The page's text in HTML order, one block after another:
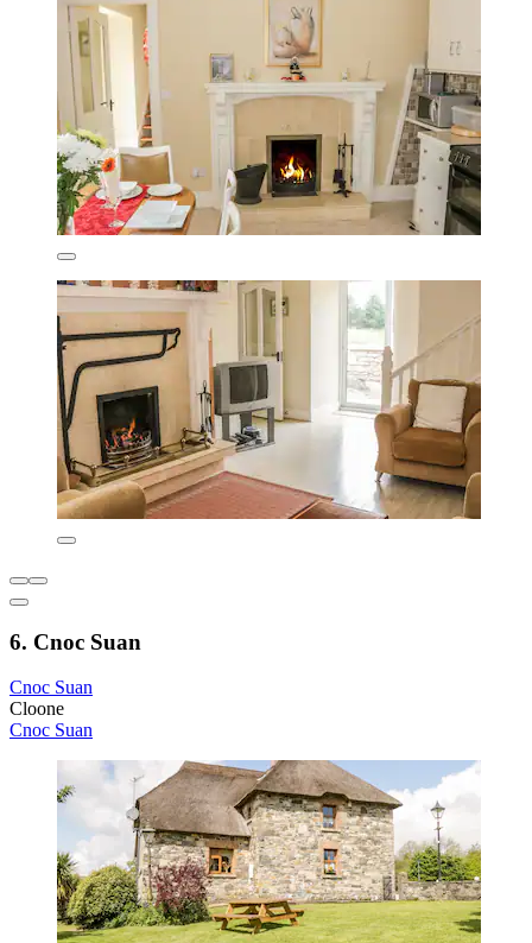
6. Cnoc Suan
Cnoc Suan
Cloone
Cnoc Suan